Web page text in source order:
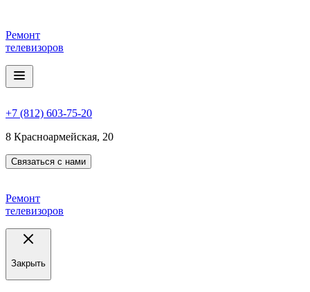
Ремонт
телевизоров
+7 (812) 603-75-20
8 Красноармейская, 20
Связаться с нами
Ремонт
телевизоров
Закрыть